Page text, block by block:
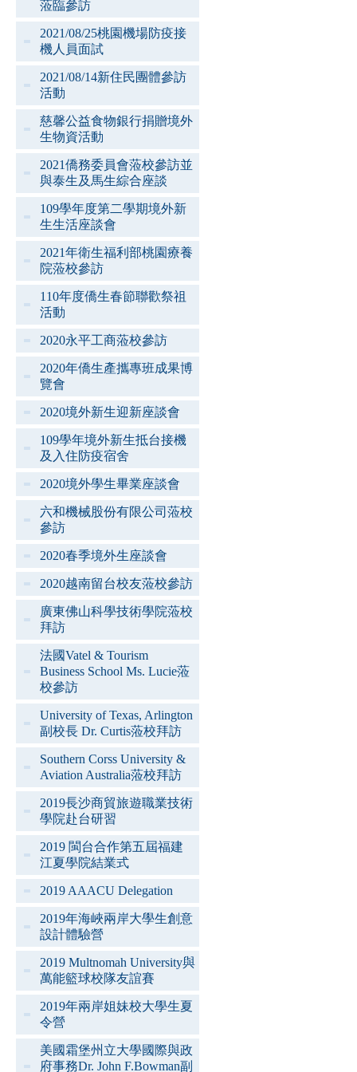
蒞臨參訪
2021/08/25桃園機場防疫接
機人員面試
2021/08/14新住民團體參訪
活動
慈馨公益食物銀行捐贈境外
生物資活動
2021僑務委員會蒞校參訪並
與泰生及馬生綜合座談
109學年度第二學期境外新
生生活座談會
2021年衛生福利部桃園療養
院蒞校參訪
110年度僑生春節聯歡祭祖
活動
2020永平工商蒞校參訪
2020年僑生產攜專班成果博
覽會
2020境外新生迎新座談會
109學年境外新生抵台接機
及入住防疫宿舍
2020境外學生畢業座談會
六和機械股份有限公司蒞校
參訪
2020春季境外生座談會
2020越南留台校友蒞校參訪
廣東佛山科學技術學院蒞校
拜訪
法國Vatel & Tourism
Business School Ms. Lucie蒞
校參訪
University of Texas, Arlington
副校長 Dr. Curtis蒞校拜訪
Southern Corss University &
Aviation Australia蒞校拜訪
2019長沙商貿旅遊職業技術
學院赴台研習
2019 閩台合作第五屆福建
江夏學院結業式
2019 AAACU Delegation
2019年海峽兩岸大學生創意
設計體驗營
2019 Multnomah University與
萬能籃球校隊友誼賽
2019年兩岸姐妹校大學生夏
令營
美國霜堡州立大學國際與政
府事務Dr. John F.Bowman副